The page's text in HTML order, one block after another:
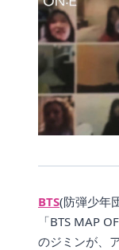
BTS(防弾少年
「BTS MAP
のジミンが、